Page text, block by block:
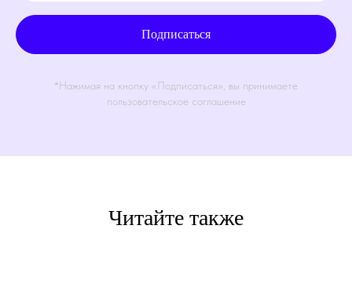
Подписаться
*Нажимая на кнопку «Подписаться», вы принимаете
пользовательское соглашение
Читайте также